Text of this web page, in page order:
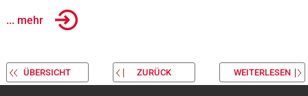
... mehr
ÜBERSICHT ZURÜCK WEITERLESEN